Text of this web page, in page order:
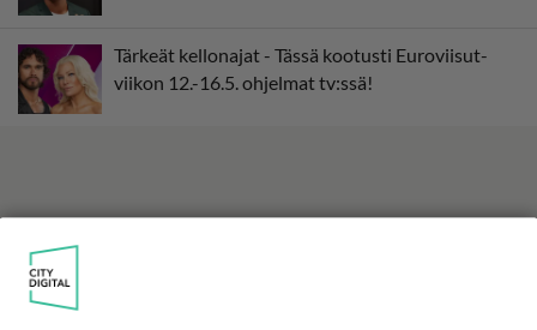
Tärkeät kellonajat - Tässä kootusti Euroviisut-
viikon 12.-16.5. ohjelmat tv:ssä!